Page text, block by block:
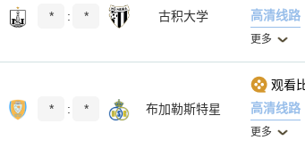
* : * 古积大学
高清线路
更多
* : * 布加勒斯特星
观看
高清线路
更多